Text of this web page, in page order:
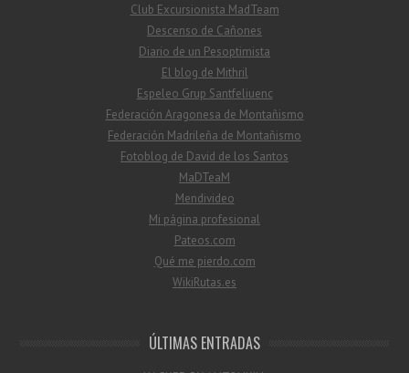
Club Excursionista MadTeam
Descenso de Cañones
Diario de un Pesoptimista
El blog de Mithril
Espeleo Grup Santfeliuenc
Federación Aragonesa de Montañismo
Federación Madrileña de Montañismo
Fotoblog de David de los Santos
MaDTeaM
Mendivideo
Mi página profesional
Pateos.com
Qué me pierdo.com
WikiRutas.es
ÚLTIMAS ENTRADAS